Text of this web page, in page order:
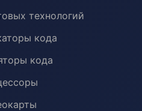
технологий
кода
кода